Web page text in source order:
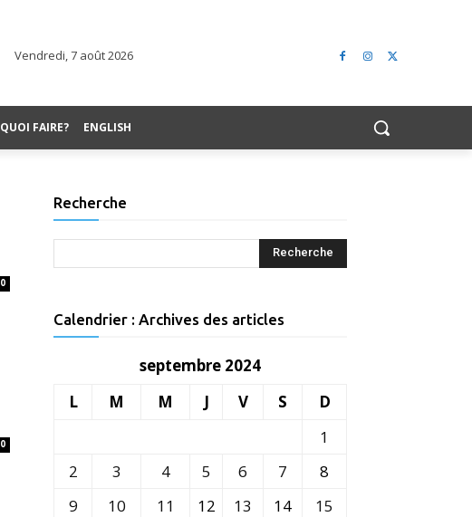
Vendredi, 7 août 2026
QUOI FAIRE? ENGLISH
0
0
Recherche
Calendrier : Archives des articles
septembre 2024
L
M M J V S
D
1
2
3 4 5 6 7
8
9
10 11 12 13 14
15